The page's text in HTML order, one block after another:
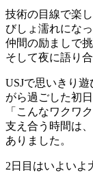
技術の目線で楽
びしょ濡れにな
仲間の励ましで
そして夜に語り
USJで思いきり
がら過ごした初日
「こんなワクワ
支え合う時間は
ありました。
2日目はいよいよ